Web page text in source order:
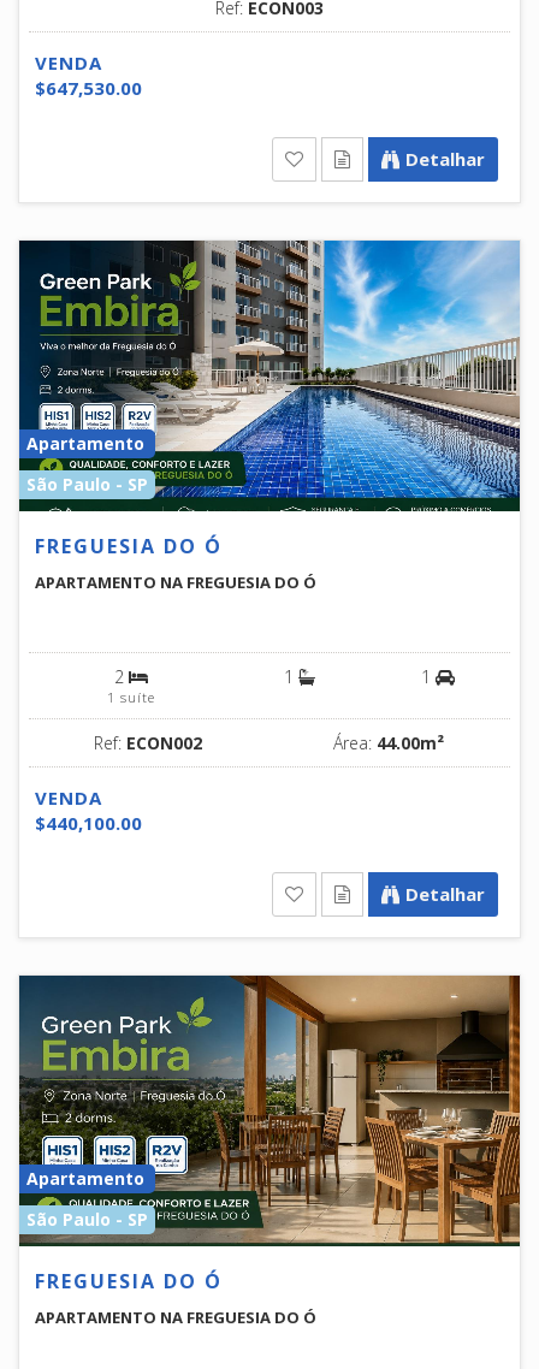
Ref: ECON003
VENDA
$647,530.00
Detalhar
Apartamento
São Paulo - SP
FREGUESIA DO Ó
APARTAMENTO NA FREGUESIA DO Ó
2
1 suíte
1 1
Ref: ECON002 Área: 44.00m²
VENDA
$440,100.00
Detalhar
Apartamento
São Paulo - SP
FREGUESIA DO Ó
APARTAMENTO NA FREGUESIA DO Ó